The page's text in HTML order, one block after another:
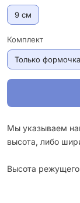
9 см
Комплект
Только формочка
Мы указываем
высота, либо
Высота